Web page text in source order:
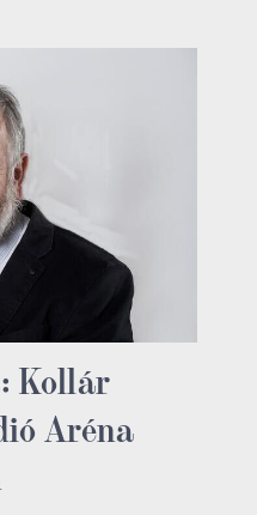
Kollár
Aréna